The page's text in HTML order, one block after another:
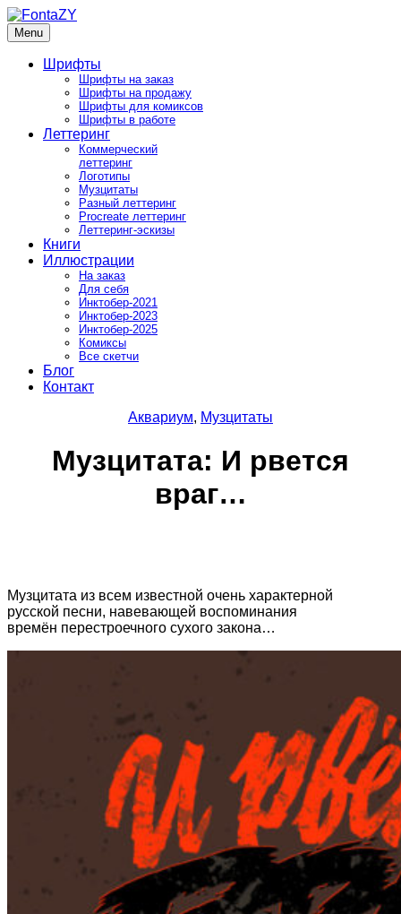
Skip
to
content
FontaZY
Fonts and pictures by Zakhar Yaschin
Menu
Шрифты
Шрифты на заказ
Шрифты на продажу
Шрифты для комиксов
Шрифты в работе
Леттеринг
Коммерческий
леттеринг
Логотипы
Музцитаты
Разный леттеринг
Procreate леттеринг
Леттеринг-эскизы
Книги
Иллюстрации
На заказ
Для себя
Инктобер-2021
Инктобер-2023
Инктобер-2025
Комиксы
Все скетчи
Блог
Контакт
Аквариум, Музцитаты
Музцитата: И рвется
враг…
Музцитата из всем известной очень характерной
русской песни, навевающей воспоминания
времён перестроечного сухого закона…